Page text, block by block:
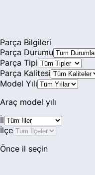
Parça Bilgileri
Parça Durumu
Parça Tipi
Parça Kalitesi
Model Yılı
Araç model yılı
İl
İlçe
Önce il seçin